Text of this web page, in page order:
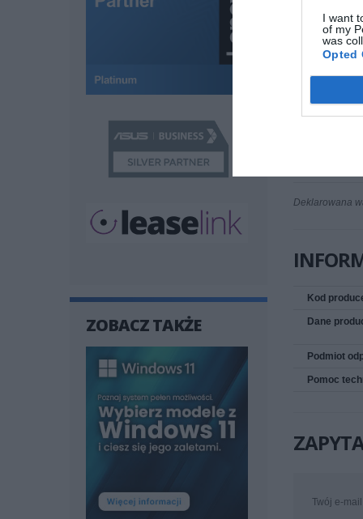
I want
of my
was
Opted
ZOBACZ TAKŻE
Typ wtyczki
Cross-Over
Osłonka
Deklarowana
Kod
Dane
Podmiot
Pomoc
Twój e-mail